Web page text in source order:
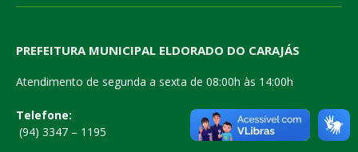
PREFEITURA MUNICIPAL ELDORADO DO CARAJÁS
Atendimento de segunda a sexta de 08:00h às 14:00h
Telefone:
(94) 3347 – 1195